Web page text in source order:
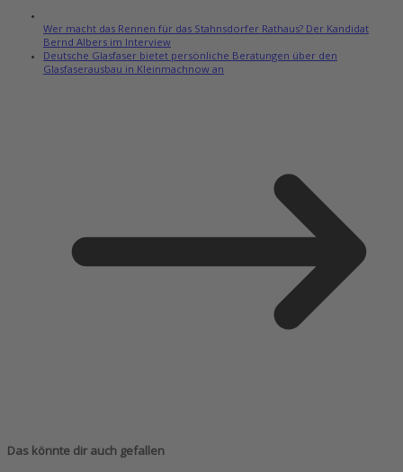
Wer macht das Rennen für das Stahnsdorfer Rathaus? Der Kandidat
Bernd Albers im Interview
Deutsche Glasfaser bietet persönliche Beratungen über den
Glasfaserausbau in Kleinmachnow an
Das könnte dir auch gefallen